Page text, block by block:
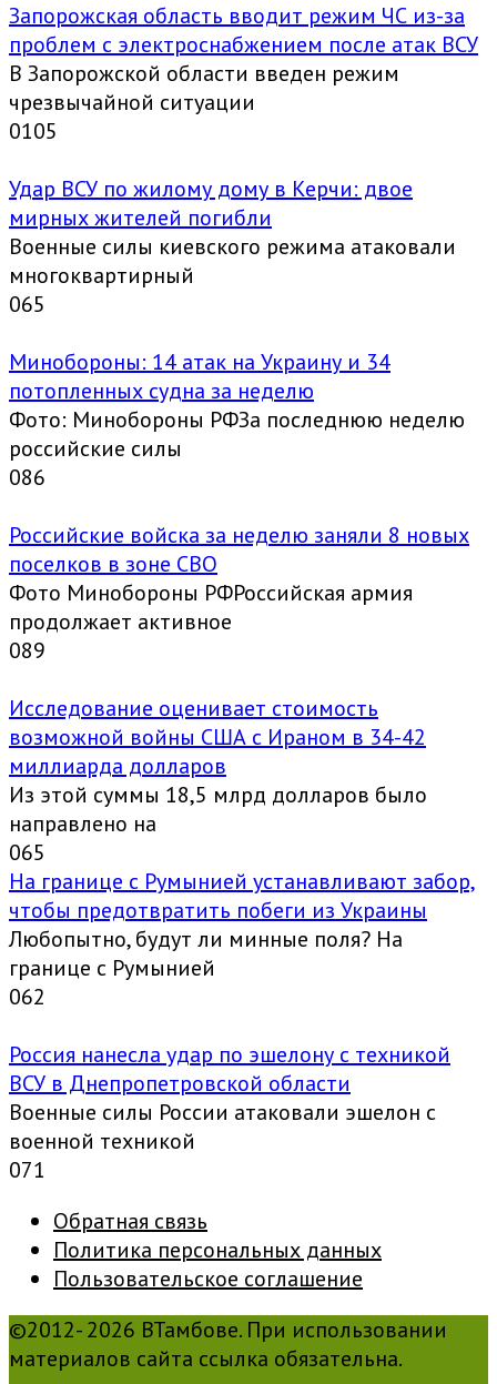
Запорожская область вводит режим ЧС из-за
проблем с электроснабжением после атак ВСУ
В Запорожской области введен режим
чрезвычайной ситуации
0105
Удар ВСУ по жилому дому в Керчи: двое
мирных жителей погибли
Военные силы киевского режима атаковали
многоквартирный
065
Минобороны: 14 атак на Украину и 34
потопленных судна за неделю
Фото: Минобороны РФЗа последнюю неделю
российские силы
086
Российские войска за неделю заняли 8 новых
поселков в зоне СВО
Фото Минобороны РФРоссийская армия
продолжает активное
089
Исследование оценивает стоимость
возможной войны США с Ираном в 34-42
миллиарда долларов
Из этой суммы 18,5 млрд долларов было
направлено на
065
На границе с Румынией устанавливают забор,
чтобы предотвратить побеги из Украины
Любопытно, будут ли минные поля? На
границе с Румынией
062
Россия нанесла удар по эшелону с техникой
ВСУ в Днепропетровской области
Военные силы России атаковали эшелон с
военной техникой
071
Обратная связь
Политика персональных данных
Пользовательское соглашение
©2012- 2026 ВТамбове. При использовании
материалов сайта ссылка обязательна.